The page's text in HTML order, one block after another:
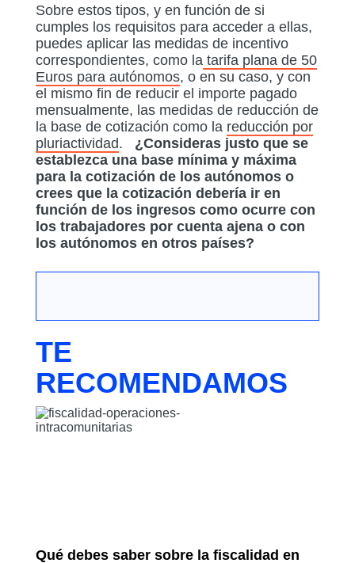
Sobre estos tipos, y en función de si
cumples los requisitos para acceder a ellas,
puedes aplicar las medidas de incentivo
correspondientes, como la tarifa plana de 50
Euros para autónomos, o en su caso, y con
el mismo fin de reducir el importe pagado
mensualmente, las medidas de reducción de
la base de cotización como la reducción por
pluriactividad. ¿Consideras justo que se
establezca una base mínima y máxima
para la cotización de los autónomos o
crees que la cotización debería ir en
función de los ingresos como ocurre con
los trabajadores por cuenta ajena o con
los autónomos en otros países?
TE
RECOMENDAMOS
Qué debes saber sobre la fiscalidad en